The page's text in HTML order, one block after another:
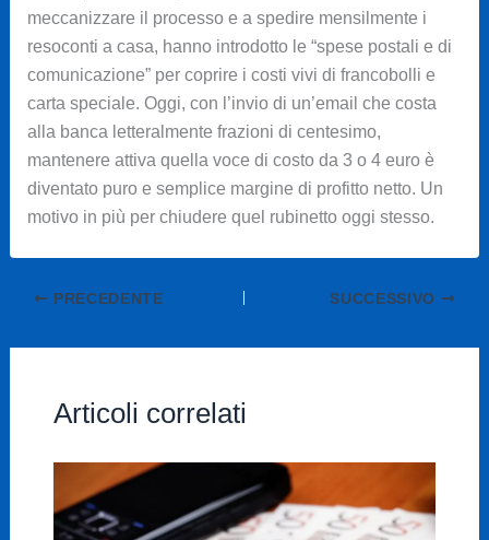
meccanizzare il processo e a spedire mensilmente i
resoconti a casa, hanno introdotto le “spese postali e di
comunicazione” per coprire i costi vivi di francobolli e
carta speciale. Oggi, con l’invio di un’email che costa
alla banca letteralmente frazioni di centesimo,
mantenere attiva quella voce di costo da 3 o 4 euro è
diventato puro e semplice margine di profitto netto. Un
motivo in più per chiudere quel rubinetto oggi stesso.
PRECEDENTE SUCCESSIVO
Articoli correlati